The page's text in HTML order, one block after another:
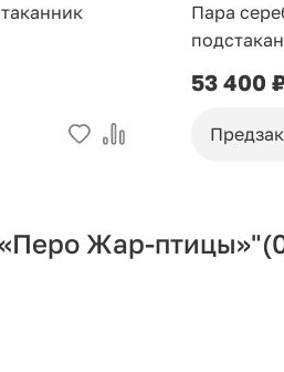
Пара
53 400
Жар-птицы»"